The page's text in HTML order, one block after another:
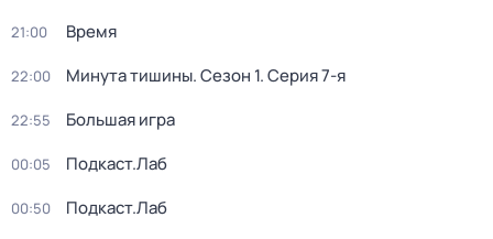
21:00 Время
22:00 Минута тишины. Сезон 1. Серия 7-я
22:55 Большая игра
00:05 Подкаст.Лаб
00:50 Подкаст.Лаб